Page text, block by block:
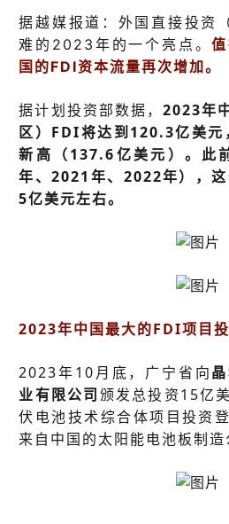
据越媒报道： 外国直接投资
难的2023年的一个亮点。
国的FDI资本流量再次增加。
据计划投资部数据， 2023年
区）FDI将达到120.3亿美元
新高（137.6亿美元）。此
年、2021年、2022年），
5亿美元左右。
2023年中国最大的FDI项目投
2023年10月底，广宁省向
业有限公司颁发总投资15亿
伏电池技术综合体项目投资
来自中国的太阳能电池板制造